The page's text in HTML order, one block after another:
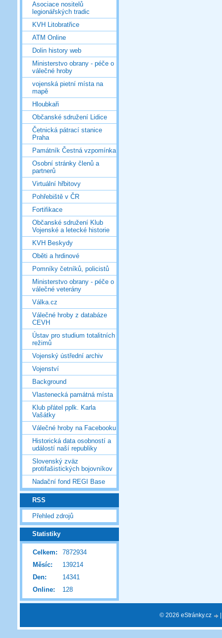
Asociace nositelů
legionářských tradic
KVH Litobratřice
ATM Online
Dolin history web
Ministerstvo obrany - péče o
válečné hroby
vojenská pietní místa na
mapě
Hloubkaři
Občanské sdružení Lidice
Četnická pátrací stanice
Praha
Památník Čestná vzpomínka
Osobní stránky členů a
partnerů
Virtuální hřbitovy
Pohřebiště v ČR
Fortifikace
Občanské sdružení Klub
Vojenské a letecké historie
KVH Beskydy
Oběti a hrdinové
Pomníky četníků, policistů
Ministerstvo obrany - péče o
válečné veterány
Válka.cz
Válečné hroby z databáze
CEVH
Ústav pro studium totalitních
režimů
Vojenský ústřední archiv
Vojenství
Background
Vlastenecká památná místa
Klub přátel pplk. Karla
Vašátky
Válečné hroby na Facebooku
Historická data osobností a
událostí naší republiky
Slovenský zväz
protifašistických bojovníkov
Nadační fond REGI Base
RSS
Přehled zdrojů
Statistiky
Online: 128
Celkem:
7872934
Měsíc:
139214
Den:
14341
© 2026 eStránky.cz